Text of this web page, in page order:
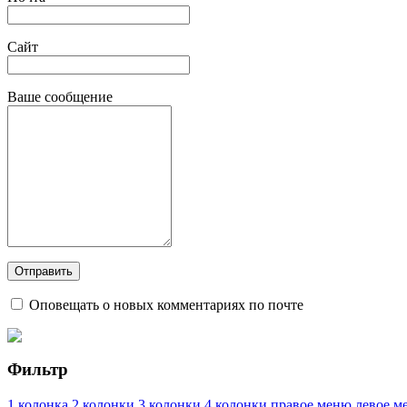
Сайт
Ваше сообщение
Оповещать о новых комментариях по почте
Фильтр